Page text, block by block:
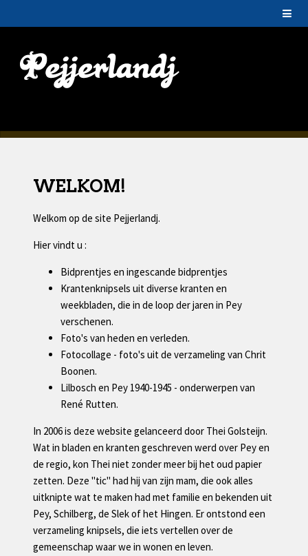
WELKOM!
Welkom op de site Pejjerlandj.
Hier vindt u :
Bidprentjes en ingescande bidprentjes
Krantenknipsels uit diverse kranten en
weekbladen, die in de loop der jaren in Pey
verschenen.
Foto's van heden en verleden.
Fotocollage - foto's uit de verzameling van Chrit
Boonen.
Lilbosch en Pey 1940-1945 - onderwerpen van
René Rutten.
In 2006 is deze website gelanceerd door Thei Golsteijn.
Wat in bladen en kranten geschreven werd over Pey en
de regio, kon Thei niet zonder meer bij het oud papier
zetten. Deze "tic" had hij van zijn mam, die ook alles
uitknipte wat te maken had met familie en bekenden uit
Pey, Schilberg, de Slek of het Hingen. Er ontstond een
verzameling knipsels, die iets vertellen over de
gemeenschap waar we in wonen en leven.